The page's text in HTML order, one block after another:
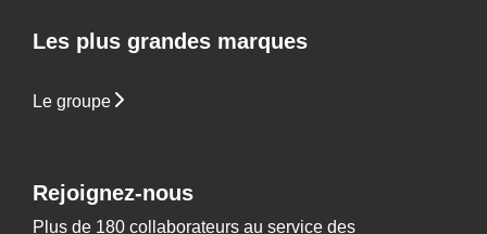
Les plus grandes marques
Le groupe
Rejoignez-nous
Plus de 180 collaborateurs au service des